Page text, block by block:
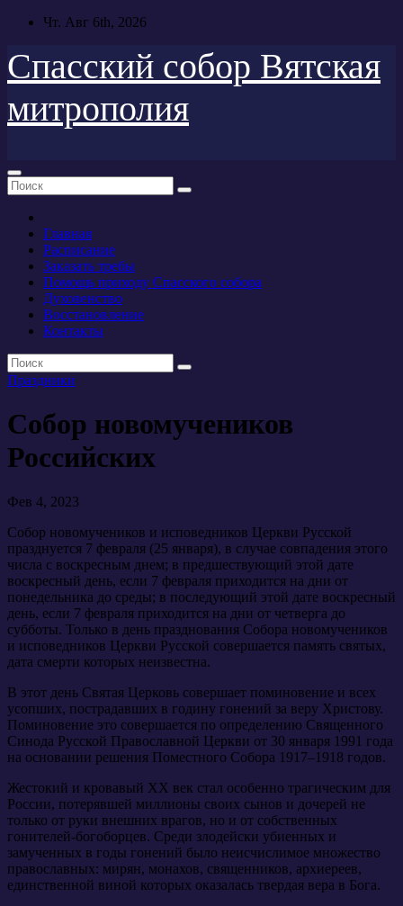
Перейти
содержимому
Чт. Авг 6th, 2026
Спасский собор Вятская
митрополия
Главная
Расписание
Заказать требы
Помощь приходу Спасского собора
Духовенство
Восстановление
Контакты
Праздники
Собор новомучеников
Российских
Фев 4, 2023
Собор новомучеников и исповедников Церкви Русской
празднуется 7 февраля (25 января), в случае совпадения этого
числа с воскресным днем; в предшествующий этой дате
воскресный день, если 7 февраля приходится на дни от
понедельника до среды; в последующий этой дате воскресный
день, если 7 февраля приходится на дни от четверга до
субботы. Только в день празднования Собора новомучеников
и исповедников Церкви Русской совершается память святых,
дата смерти которых неизвестна.
В этот день Святая Церковь совершает поминовение и всех
усопших, пострадавших в годину гонений за веру Христову.
Поминовение это совершается по определению Священного
Синода Русской Православной Церкви от 30 января 1991 года
на основании решения Поместного Собора 1917–1918 годов.
Жестокий и кровавый XX век стал особенно трагическим для
России, потерявшей миллионы своих сынов и дочерей не
только от руки внешних врагов, но и от собственных
гонителей-богоборцев. Среди злодейски убиенных и
замученных в годы гонений было неисчислимое множество
православных: мирян, монахов, священников, архиереев,
единственной виной которых оказалась твердая вера в Бога.